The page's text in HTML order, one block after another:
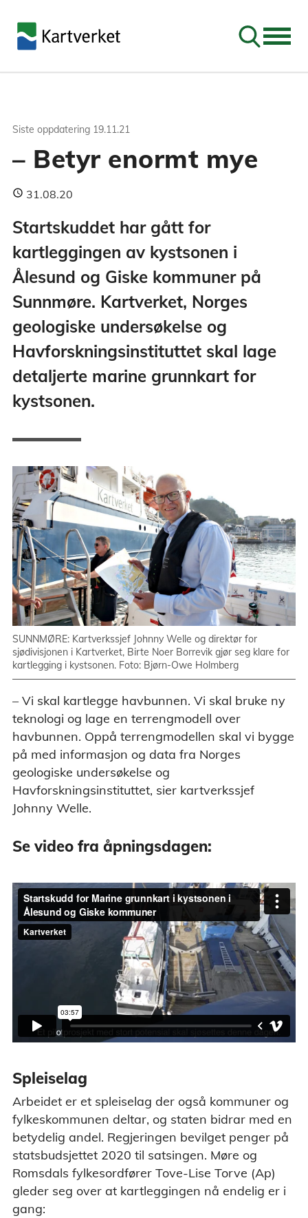
Søk
Siste oppdatering 19.11.21
– Betyr enormt mye
31.08.20
Startskuddet har gått for
kartleggingen av kystsonen i
Ålesund og Giske kommuner på
Sunnmøre. Kartverket, Norges
geologiske undersøkelse og
Havforskningsinstituttet skal lage
detaljerte marine grunnkart for
kystsonen.
SUNNMØRE: Kartverkssjef Johnny Welle og direktør for
sjødivisjonen i Kartverket, Birte Noer Borrevik gjør seg klare for
kartlegging i kystsonen. Foto: Bjørn-Owe Holmberg
– Vi skal kartlegge havbunnen. Vi skal bruke ny
teknologi og lage en terrengmodell over
havbunnen. Oppå terrengmodellen skal vi bygge
på med informasjon og data fra Norges
geologiske undersøkelse og
Havforskningsinstituttet, sier kartverkssjef
Johnny Welle.
Se video fra åpningsdagen:
Spleiselag
Arbeidet er et spleiselag der også kommuner og
fylkeskommunen deltar, og staten bidrar med en
betydelig andel. Regjeringen bevilget penger på
statsbudsjettet 2020 til satsingen. Møre og
Romsdals fylkesordfører Tove-Lise Torve (Ap)
gleder seg over at kartleggingen nå endelig er i
gang: